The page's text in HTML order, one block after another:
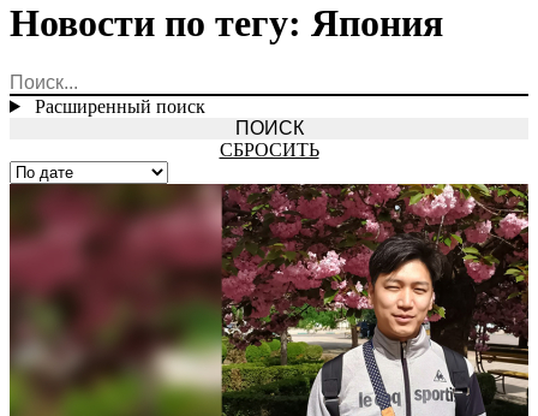
Новости по тегу: Япония
Расширенный поиск
СБРОСИТЬ